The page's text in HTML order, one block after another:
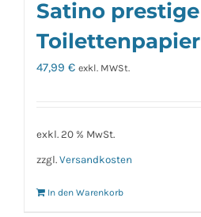
Satino prestige
Toilettenpapier
47,99 € exkl. MWSt.
exkl. 20 % MwSt.
zzgl. Versandkosten
In den Warenkorb